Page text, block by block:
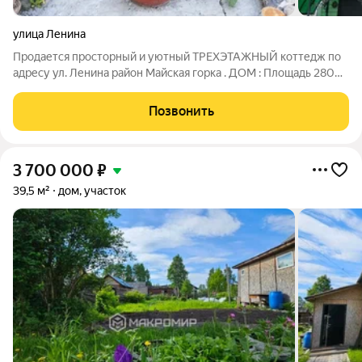
улица Ленина
Продается просторный и уютный ТРЕХЭТАЖНЫЙ коттедж по
адресу ул. Ленина район Майская горка . ДОМ : Площадь 280
Утеплен с наружной и внутренней стороны (бальзат
стеновой,технониколь) С внутренней
Позвонить
3 700 000 ₽
39,5 м² дом, участок